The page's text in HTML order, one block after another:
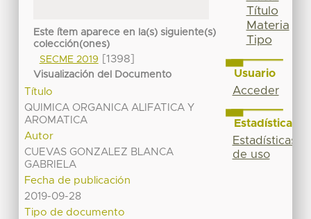
Este ítem aparece en la(s) siguiente(s)
colección(ones)
SECME 2019
[1398]
Visualización del Documento
Título
QUIMICA ORGANICA ALIFATICA Y
AROMATICA
Autor
CUEVAS GONZALEZ BLANCA
GABRIELA
Fecha de publicación
2019-09-28
Tipo de documento
Título
Materia
Tipo
Usuario
Acceder
Estadísticas
Estadísticas
de uso